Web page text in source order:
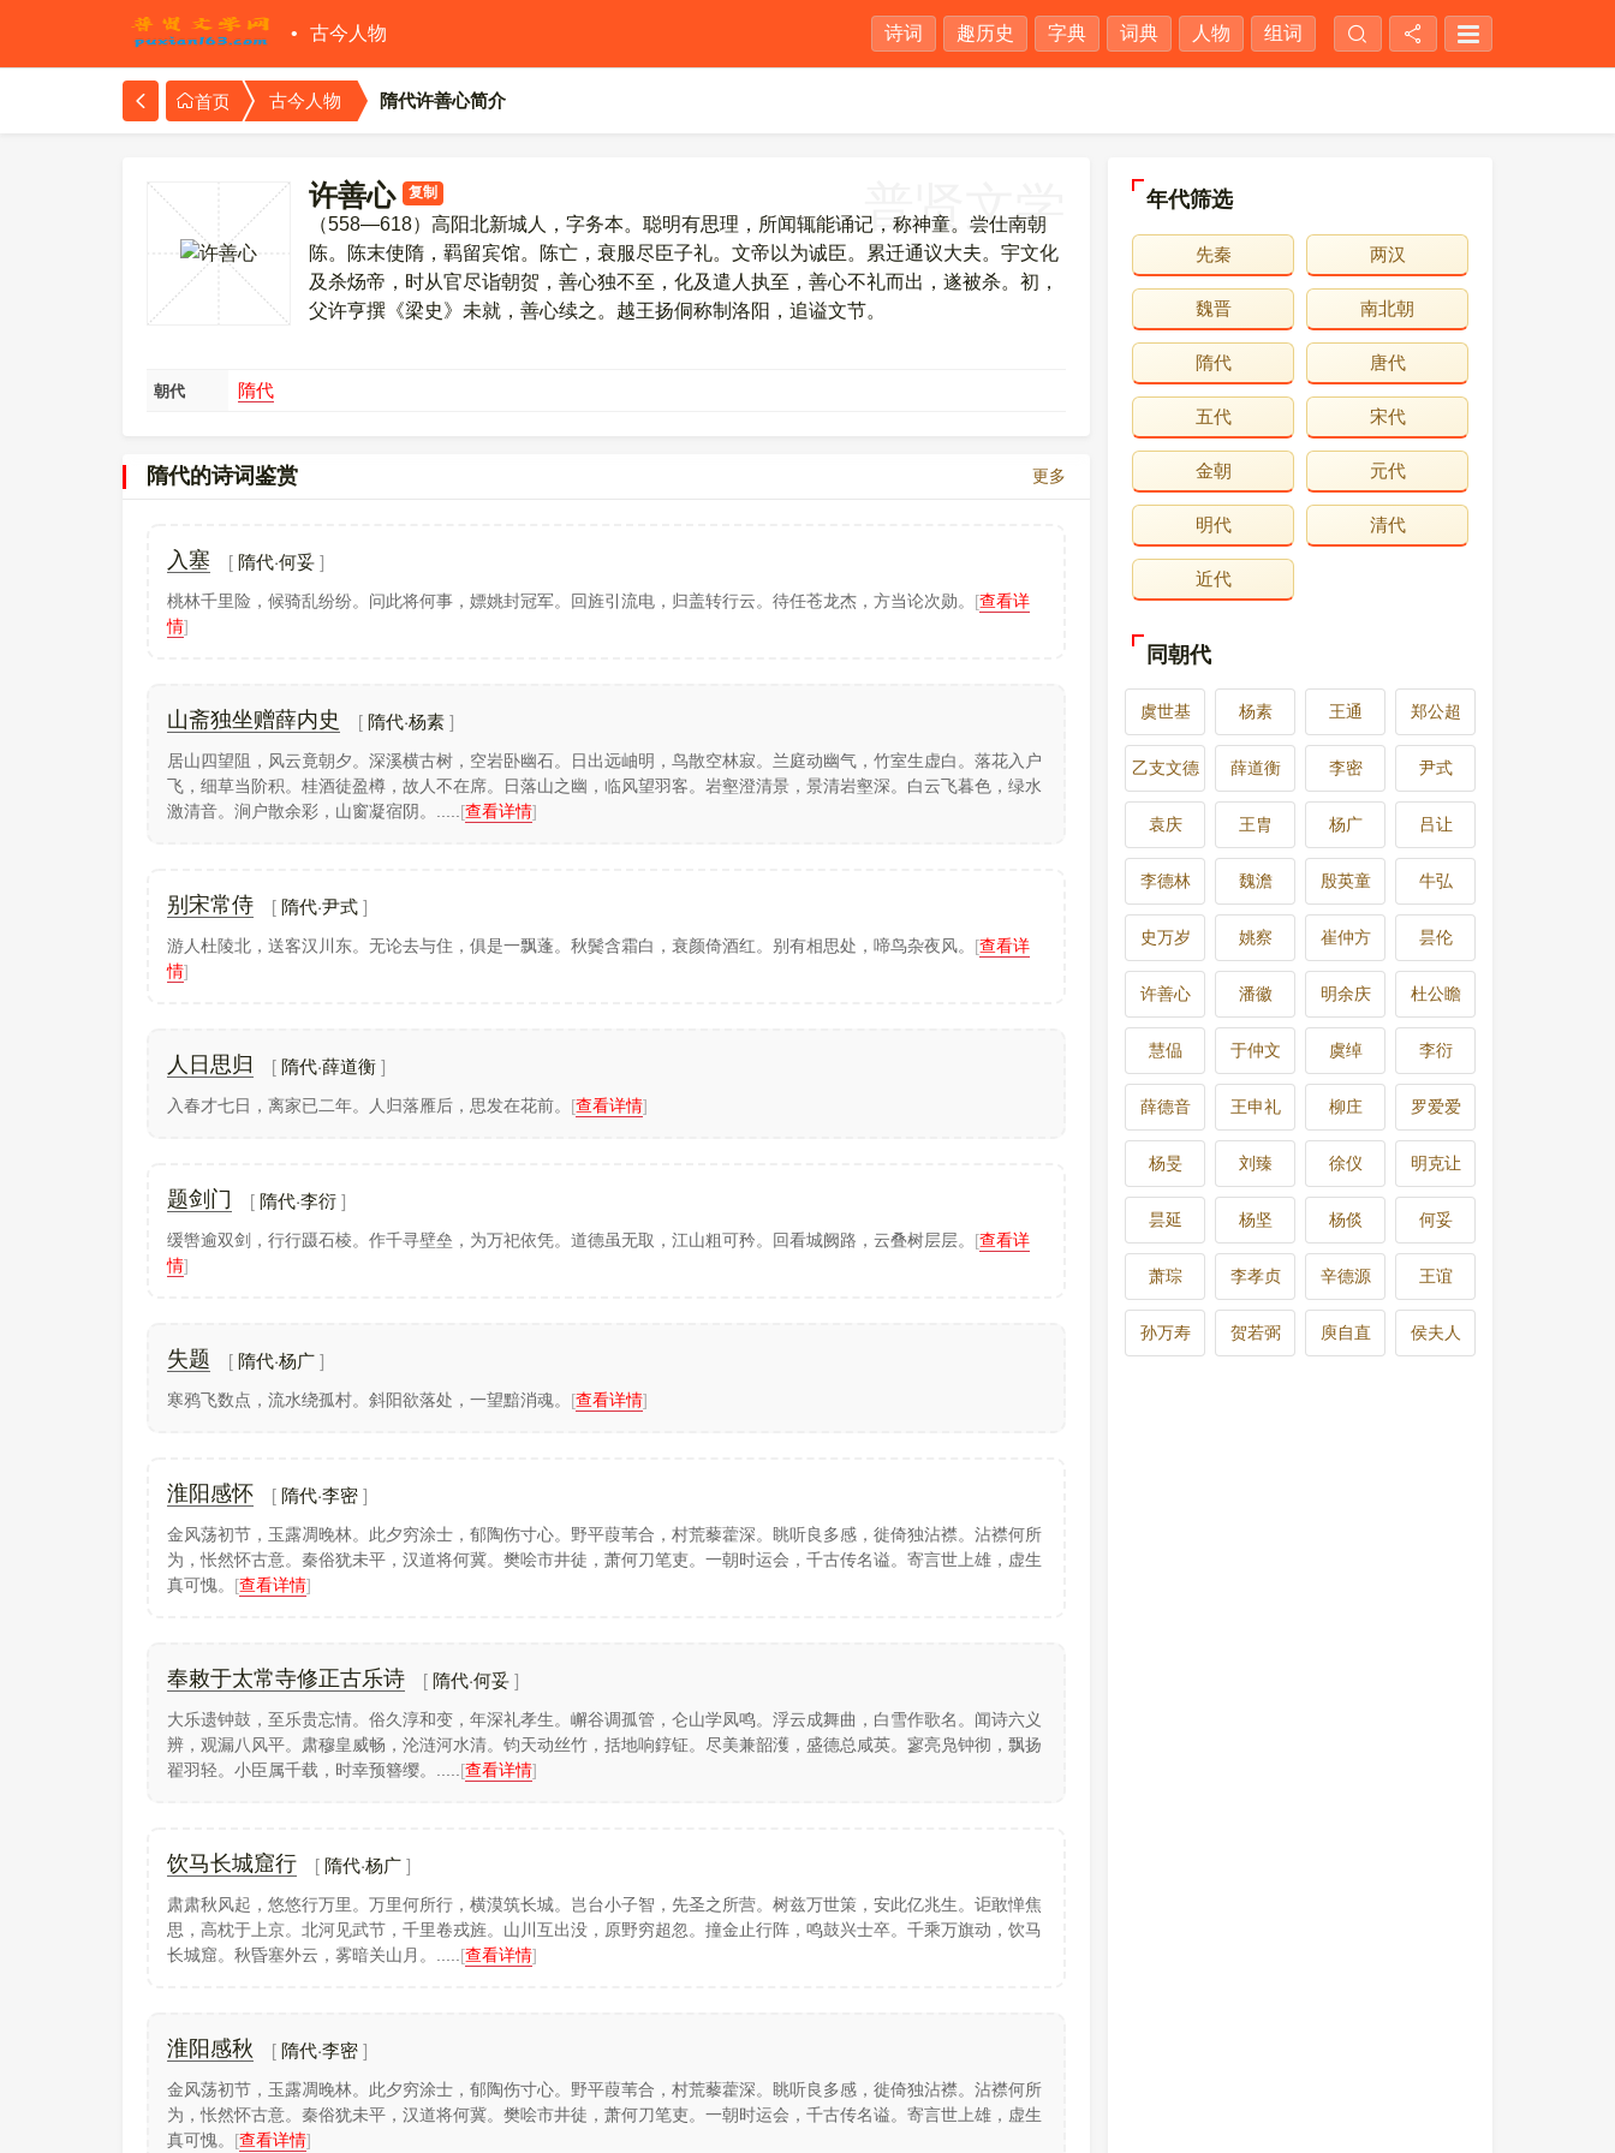
古今人物 诗词 趣历史 字典 词典 人物 组词
首页 古今人物 隋代许善心简介
许善心 复制
（558—618）高阳北新城人，字务本。聪明有思理，所闻辄能诵记，称神童。尝仕南朝
陈。陈末使隋，羁留宾馆。陈亡，衰服尽臣子礼。文帝以为诚臣。累迁通议大夫。宇文化
及杀炀帝，时从官尽诣朝贺，善心独不至，化及遣人执至，善心不礼而出，遂被杀。初，
父许亨撰《梁史》未就，善心续之。越王扬侗称制洛阳，追谥文节。
普贤文学
朝代 隋代
隋代的诗词鉴赏 更多
入塞 隋代·何妥
桃林千里险，候骑乱纷纷。问此将何事，嫖姚封冠军。回旌引流电，归盖转行云。待任苍龙杰，方当论次勋。 [查看详
情]
山斋独坐赠薛内史 隋代·杨素
居山四望阻，风云竟朝夕。深溪横古树，空岩卧幽石。日出远岫明，鸟散空林寂。兰庭动幽气，竹室生虚白。落花入户
飞，细草当阶积。桂酒徒盈樽，故人不在席。日落山之幽，临风望羽客。岩壑澄清景，景清岩壑深。白云飞暮色，绿水
激清音。涧户散余彩，山窗凝宿阴。..... [查看详情]
别宋常侍 隋代·尹式
游人杜陵北，送客汉川东。无论去与住，俱是一飘蓬。秋鬓含霜白，衰颜倚酒红。别有相思处，啼鸟杂夜风。 [查看详
情]
人日思归 隋代·薛道衡
入春才七日，离家已二年。人归落雁后，思发在花前。 [查看详情]
题剑门 隋代·李衍
缓辔逾双剑，行行蹑石棱。作千寻壁垒，为万祀依凭。道德虽无取，江山粗可矜。回看城阙路，云叠树层层。 [查看详
情]
失题 隋代·杨广
寒鸦飞数点，流水绕孤村。斜阳欲落处，一望黯消魂。 [查看详情]
淮阳感怀 隋代·李密
金风荡初节，玉露凋晚林。此夕穷涂士，郁陶伤寸心。野平葭苇合，村荒藜藿深。眺听良多感，徙倚独沾襟。沾襟何所
为，怅然怀古意。秦俗犹未平，汉道将何冀。樊哙市井徒，萧何刀笔吏。一朝时运会，千古传名谥。寄言世上雄，虚生
真可愧。 [查看详情]
奉敕于太常寺修正古乐诗 隋代·何妥
大乐遗钟鼓，至乐贵忘情。俗久淳和变，年深礼孝生。嶰谷调孤管，仑山学凤鸣。浮云成舞曲，白雪作歌名。闻诗六义
辨，观漏八风平。肃穆皇威畅，沦涟河水清。钧天动丝竹，括地响錞钲。尽美兼韶濩，盛德总咸英。寥亮凫钟彻，飘扬
翟羽轻。小臣属千载，时幸预簪缨。..... [查看详情]
饮马长城窟行 隋代·杨广
肃肃秋风起，悠悠行万里。万里何所行，横漠筑长城。岂台小子智，先圣之所营。树兹万世策，安此亿兆生。讵敢惮焦
思，高枕于上京。北河见武节，千里卷戎旌。山川互出没，原野穷超忽。撞金止行阵，鸣鼓兴士卒。千乘万旗动，饮马
长城窟。秋昏塞外云，雾暗关山月。..... [查看详情]
淮阳感秋 隋代·李密
金风荡初节，玉露凋晚林。此夕穷涂士，郁陶伤寸心。野平葭苇合，村荒藜藿深。眺听良多感，徙倚独沾襟。沾襟何所
为，怅然怀古意。秦俗犹未平，汉道将何冀。樊哙市井徒，萧何刀笔吏。一朝时运会，千古传名谥。寄言世上雄，虚生
真可愧。 [查看详情]
年代筛选
先秦 两汉
魏晋 南北朝
隋代 唐代
五代 宋代
金朝 元代
明代 清代
近代
同朝代
虞世基 杨素 王通 郑公超
乙支文德 薛道衡 李密 尹式
袁庆 王胄 杨广 吕让
李德林 魏澹 殷英童 牛弘
史万岁 姚察 崔仲方 昙伦
许善心 潘徽 明余庆 杜公瞻
慧偘 于仲文 虞绰 李衍
薛德音 王申礼 柳庄 罗爱爱
杨旻 刘臻 徐仪 明克让
昙延 杨坚 杨倓 何妥
萧琮 李孝贞 辛德源 王谊
孙万寿 贺若弼 庾自直 侯夫人